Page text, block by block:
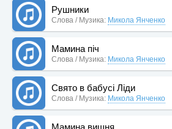
Рушники
Слова / Музика: Микола Янченко
Мамина піч
Слова / Музика: Микола Янченко
Свято в бабусі Ліди
Слова / Музика: Микола Янченко
Мамина вишня